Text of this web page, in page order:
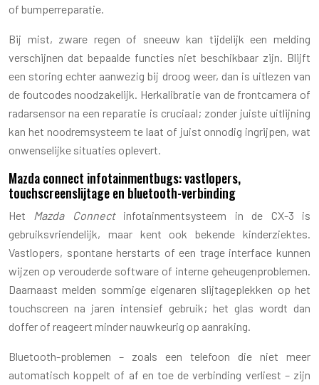
of bumperreparatie.
Bij mist, zware regen of sneeuw kan tijdelijk een melding
verschijnen dat bepaalde functies niet beschikbaar zijn. Blijft
een storing echter aanwezig bij droog weer, dan is uitlezen van
de foutcodes noodzakelijk. Herkalibratie van de frontcamera of
radarsensor na een reparatie is cruciaal; zonder juiste uitlijning
kan het noodremsysteem te laat of juist onnodig ingrijpen, wat
onwenselijke situaties oplevert.
Mazda connect infotainmentbugs: vastlopers,
touchscreenslijtage en bluetooth-verbinding
Het Mazda Connectinfotainmentsysteem in de CX-3 is
gebruiksvriendelijk, maar kent ook bekende kinderziektes.
Vastlopers, spontane herstarts of een trage interface kunnen
wijzen op verouderde software of interne geheugenproblemen.
Daarnaast melden sommige eigenaren slijtageplekken op het
touchscreen na jaren intensief gebruik; het glas wordt dan
doffer of reageert minder nauwkeurig op aanraking.
Bluetooth-problemen – zoals een telefoon die niet meer
automatisch koppelt of af en toe de verbinding verliest – zijn